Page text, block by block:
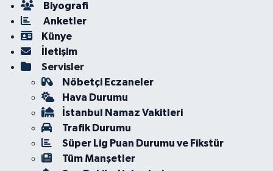
Biyografi
Anketler
Künye
İletişim
Servisler
Nöbetçi Eczaneler
Hava Durumu
İstanbul Namaz Vakitleri
Trafik Durumu
Süper Lig Puan Durumu ve Fikstür
Tüm Manşetler